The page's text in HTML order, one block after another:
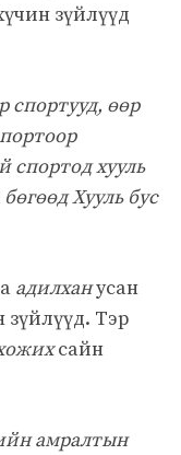
зүйлүүд
спортууд, өөр
спортод хууль
Хууль бус
адилханусан
зүйлүүд. Тэр
сайн
амралтын